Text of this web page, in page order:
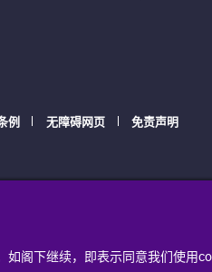
阁下继续，即表示同意我们使用
例 无障碍网页 免责声明